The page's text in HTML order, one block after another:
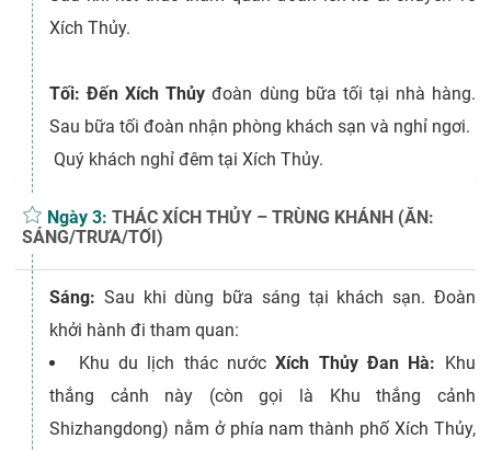
Xích Thủy.
Tối: Đến Xích Thủy đoàn dùng bữa tối tại nhà hàng.
Sau bữa tối đoàn nhận phòng khách sạn và nghỉ ngơi.
Quý khách nghỉ đêm tại Xích Thủy.
Ngày 3:THÁC XÍCH THỦY – TRÙNG KHÁNH (ĂN:
SÁNG/TRƯA/TỐI)
Sáng:Sau khi dùng bữa sáng tại khách sạn. Đoàn
khởi hành đi tham quan:
Khu du lịch thác nướcXích Thủy Đan Hà: Khu
thắng cảnh này (còn gọi là Khu thắng cảnh
Shizhangdong) nằm ở phía nam thành phố Xích Thủy,